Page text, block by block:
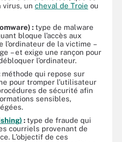
virus, un cheval de Troie ou
:type de malware
bloque l’accès aux
l’ordinateur de la victime –
– et exige une rançon pour
l’ordinateur.
méthode qui repose sur
pour tromper l’utilisateur
de sécurité afin
sensibles,
:type de fraude qui
courriels provenant de
L’objectif de ces